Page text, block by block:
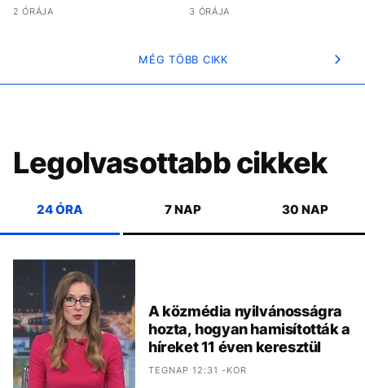
2 ÓRÁJA 3 ÓRÁJA
MÉG TÖBB CIKK
Legolvasottabb cikkek
24 ÓRA 7 NAP 30 NAP
A közmédia nyilvánosságra
hozta, hogyan hamisították a
híreket 11 éven keresztül
TEGNAP 12:31 -KOR